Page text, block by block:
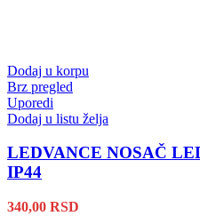
Dodaj u korpu
Brz pregled
Uporedi
Dodaj u listu želja
LEDVANCE NOSAČ
IP44
340,00 RSD